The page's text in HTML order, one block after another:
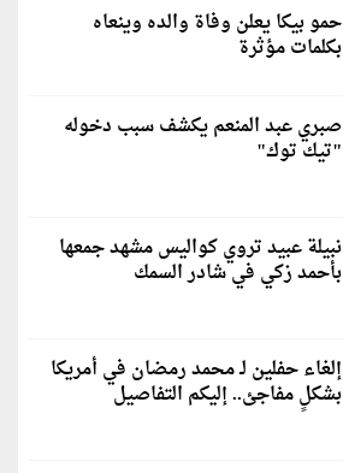
حمو بيكا يعلن وفاة والده وينعاه
بكلمات مؤثرة
صبري عبد المنعم يكشف سبب دخوله
"تيك توك"
نبيلة عبيد تروي كواليس مشهد جمعها
بأحمد زكي في شادر السمك
إلغاء حفلين لـ محمد رمضان في أمريكا
بشكلٍ مفاجئ.. إليكم التفاصيل